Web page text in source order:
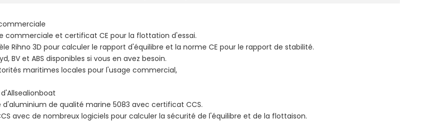
commerciale et certificat CE pour la flottation d'essai.
Rihno 3D pour calculer le rapport d'équilibre et la norme CE pour le rapport de stabilité.
BV et ABS disponibles si vous en avez besoin.
maritimes locales pour l'usage commercial,
d'aluminium de qualité marine 5083 avec certificat CCS.
avec de nombreux logiciels pour calculer la sécurité de l'équilibre et de la flottaison.